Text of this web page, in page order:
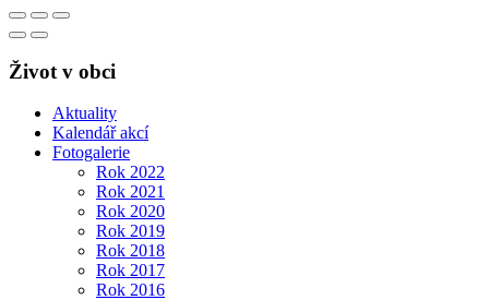
Život v obci
Aktuality
Kalendář akcí
Fotogalerie
Rok 2022
Rok 2021
Rok 2020
Rok 2019
Rok 2018
Rok 2017
Rok 2016